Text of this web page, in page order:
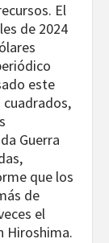
El
de 2024
este
Guerra
que los
de
el
Hiroshima.